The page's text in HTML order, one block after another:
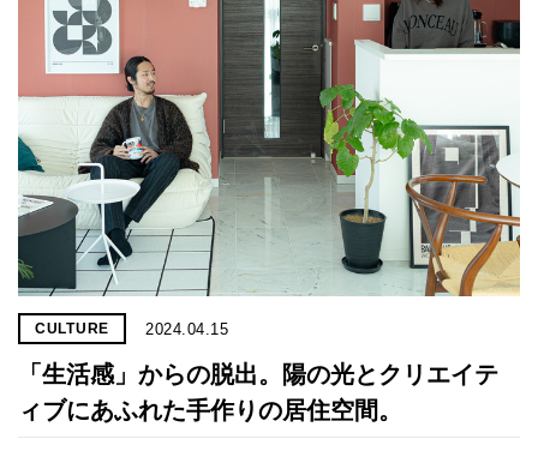
CULTURE 2024.04.15
「生活感」からの脱出。陽の光とクリエイテ
ィブにあふれた手作りの居住空間。